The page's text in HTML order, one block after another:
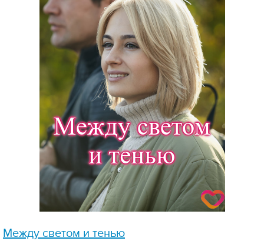
Между светом и тенью